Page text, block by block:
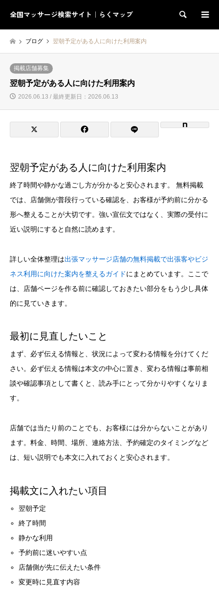
全国マッサージ検索サイト｜らくマップ 検索
ブログ 翌朝予定がある人に向けた利用案内
掲載店舗募集
翌朝予定がある人に向けた利用案内
2026.06.13 / 最終更新日：2026.06.13
翌朝予定がある人に向けた利用案内
終了時間や静かな過ごし方が分かると安心されます。 無料掲載
では、店舗側が普段行っている確認を、お客様が予約前に分かる
形へ整えることが大切です。強い宣伝文ではなく、実際の受付に
近い説明にすると自然に読めます。
詳しい全体整理は出張マッサージ店舗の無料掲載で出張客やビジ
ネス利用に向けた案内を整えるガイド にまとめています。ここで
は、店舗ページを作る前に確認しておきたい部分をもう少し具体
的に見ていきます。
最初に見直したいこと
まず、必ず伝える情報と、状況によって変わる情報を分けてくだ
さい。必ず伝える情報は本文の中心に置き、変わる情報は事前相
談や確認事項として書くと、読み手にとって分かりやすくなりま
す。
店舗では当たり前のことでも、お客様には分からないことがあり
ます。料金、時間、場所、連絡方法、予約確定のタイミングなど
は、短い説明でも本文に入れておくと安心されます。
掲載文に入れたい項目
翌朝予定
終了時間
静かな利用
予約前に迷いやすい点
店舗側が先に伝えたい条件
変更時に見直す内容